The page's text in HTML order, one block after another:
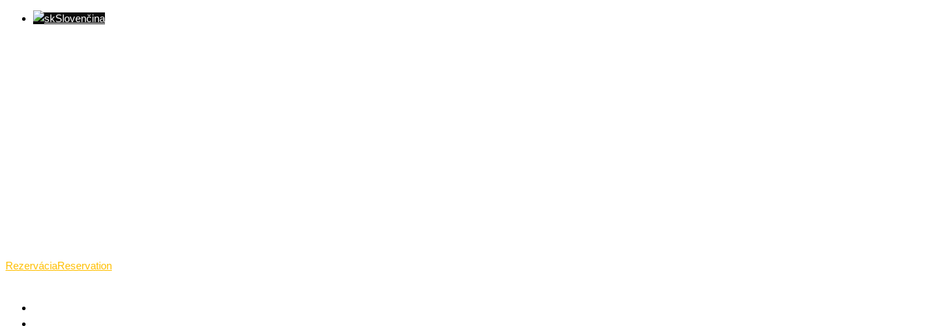
Slovenčina
RezerváciaReservation